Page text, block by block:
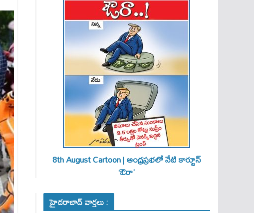
8th August Cartoon | ఆంధ్రప్రభలో నేటి కార్టూన్
‘ఔరా’
హైదరాబాద్ వార్తలు :